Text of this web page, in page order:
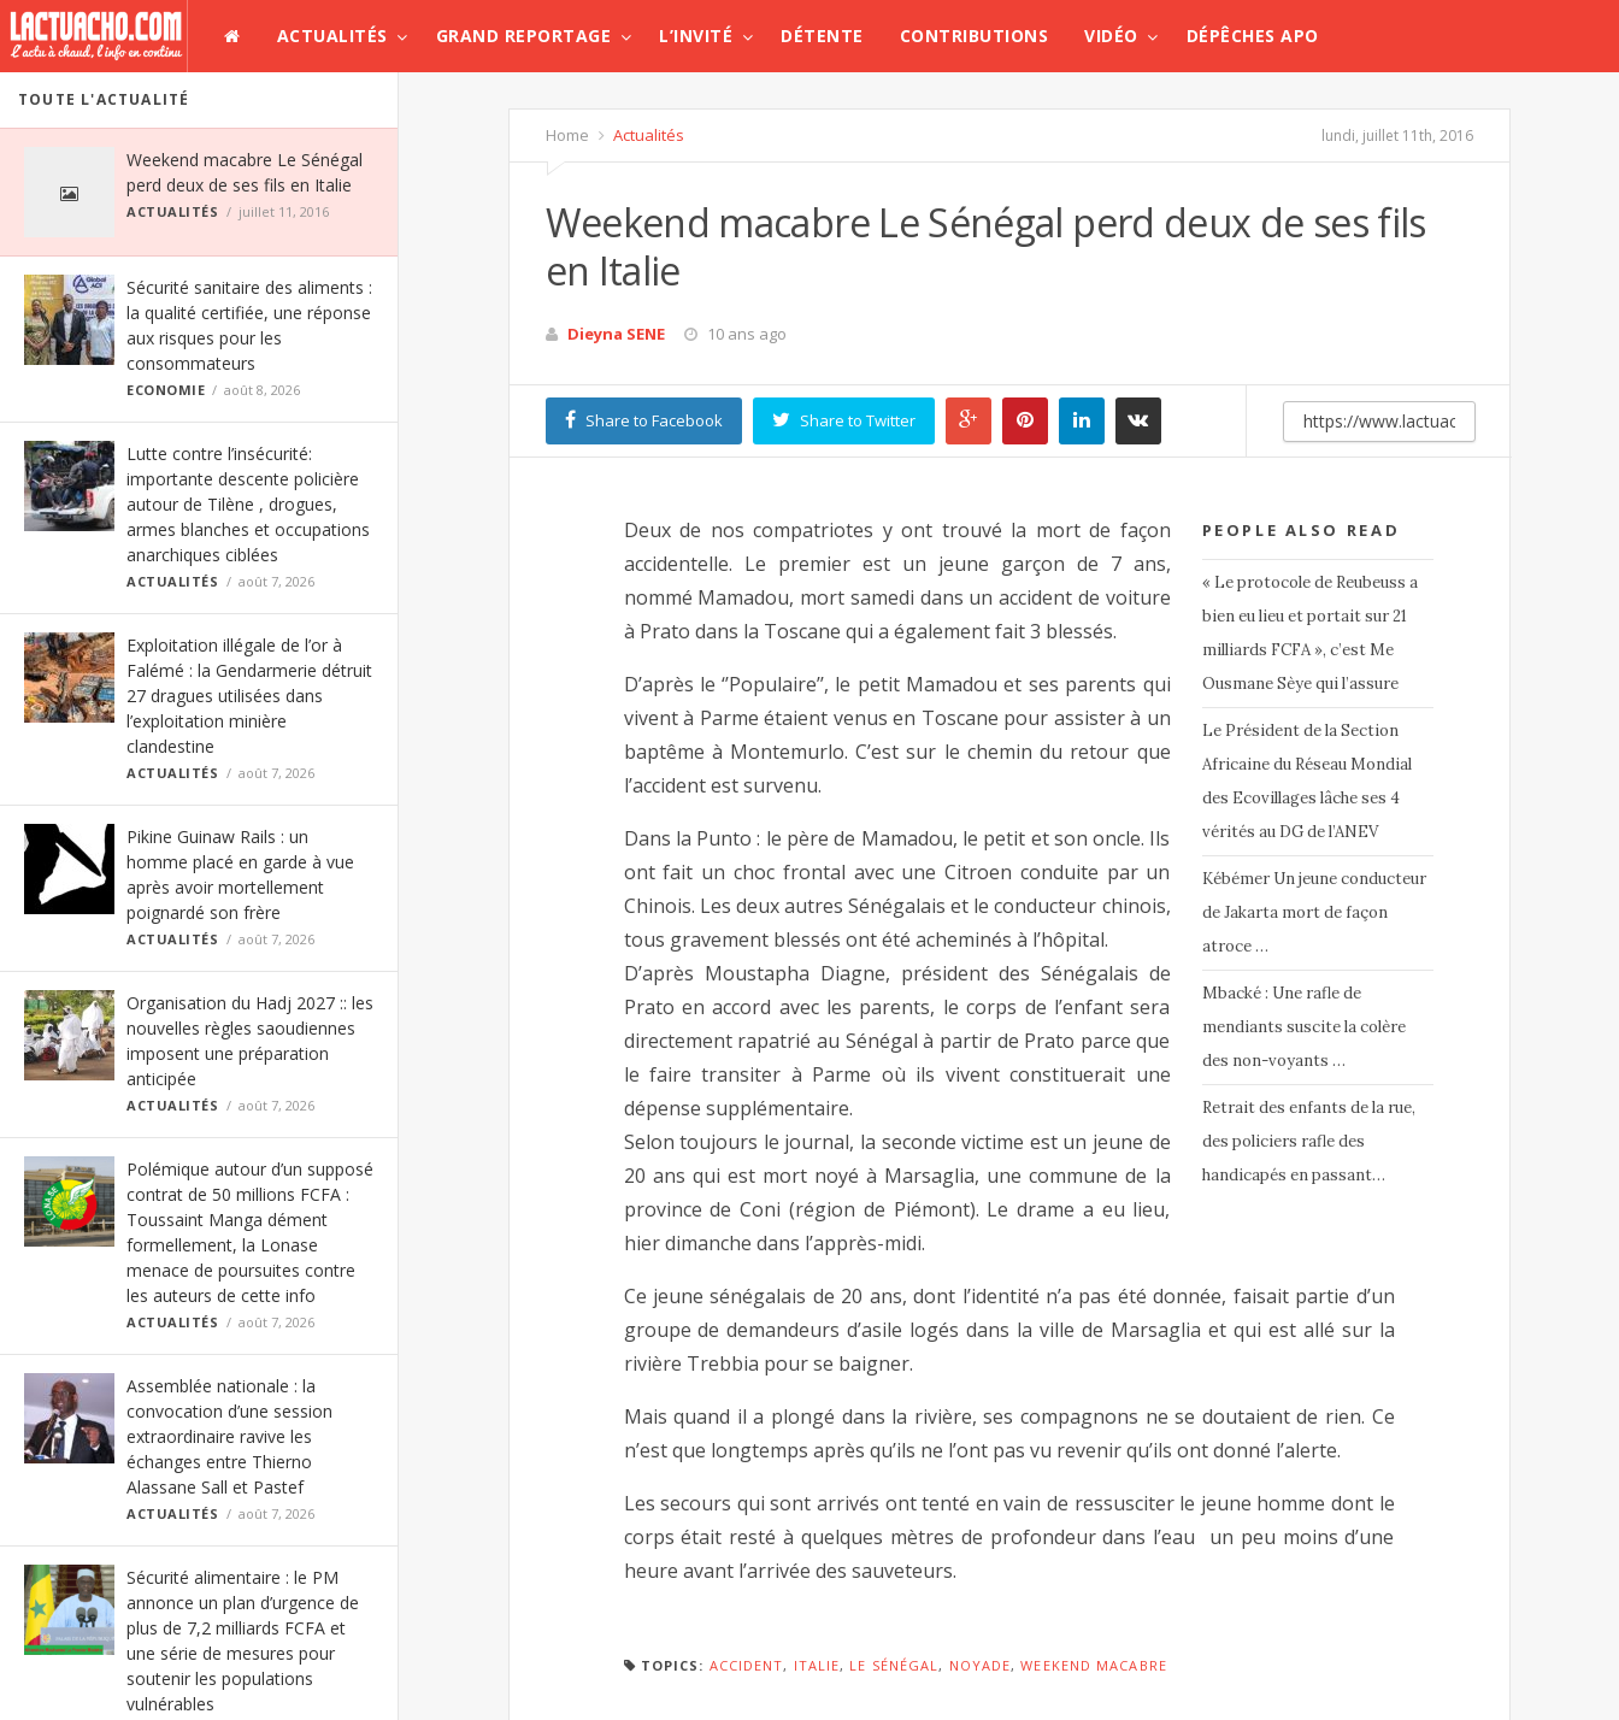
ACTUALITÉS GRAND REPORTAGE L’INVITÉ DÉTENTE CONTRIBUTIONS VIDÉO DÉPÊCHES APO
TOUTE L'ACTUALITÉ
Weekend macabre Le Sénégal
perd deux de ses fils en Italie
ACTUALITÉS juillet 11, 2016
Sécurité sanitaire des aliments :
la qualité certifiée, une réponse
aux risques pour les
consommateurs
ECONOMIE août 8, 2026
Lutte contre l’insécurité:
importante descente policière
autour de Tilène , drogues,
armes blanches et occupations
anarchiques ciblées
ACTUALITÉS août 7, 2026
Exploitation illégale de l’or à
Falémé : la Gendarmerie détruit
27 dragues utilisées dans
l’exploitation minière
clandestine
ACTUALITÉS août 7, 2026
Pikine Guinaw Rails : un
homme placé en garde à vue
après avoir mortellement
poignardé son frère
ACTUALITÉS août 7, 2026
Organisation du Hadj 2027 :: les
nouvelles règles saoudiennes
imposent une préparation
anticipée
ACTUALITÉS août 7, 2026
Polémique autour d’un supposé
contrat de 50 millions FCFA :
Toussaint Manga dément
formellement, la Lonase
menace de poursuites contre
les auteurs de cette info
ACTUALITÉS août 7, 2026
Assemblée nationale : la
convocation d’une session
extraordinaire ravive les
échanges entre Thierno
Alassane Sall et Pastef
ACTUALITÉS août 7, 2026
Sécurité alimentaire : le PM
annonce un plan d’urgence de
plus de 7,2 milliards FCFA et
une série de mesures pour
soutenir les populations
vulnérables
Home Actualités lundi, juillet 11th, 2016
Weekend macabre Le Sénégal perd deux de ses fils
en Italie
Dieyna SENE 10 ans ago
Share to Facebook Share to Twitter
PEOPLE ALSO READ
« Le protocole de Reubeuss a
bien eu lieu et portait sur 21
milliards FCFA », c’est Me
Ousmane Sèye qui l’assure
Le Président de la Section
Africaine du Réseau Mondial
des Ecovillages lâche ses 4
vérités au DG de l’ANEV
Kébémer Un jeune conducteur
de Jakarta mort de façon
atroce …
Mbacké : Une rafle de
mendiants suscite la colère
des non-voyants …
Retrait des enfants de la rue,
des policiers rafle des
handicapés en passant…
Deux de nos compatriotes y ont trouvé la mort de façon
accidentelle. Le premier est un jeune garçon de 7 ans,
nommé Mamadou, mort samedi dans un accident de voiture
à Prato dans la Toscane qui a également fait 3 blessés.
D’après le ‘’Populaire’’, le petit Mamadou et ses parents qui
vivent à Parme étaient venus en Toscane pour assister à un
baptême à Montemurlo. C’est sur le chemin du retour que
l’accident est survenu.
Dans la Punto : le père de Mamadou, le petit et son oncle. Ils
ont fait un choc frontal avec une Citroen conduite par un
Chinois. Les deux autres Sénégalais et le conducteur chinois,
tous gravement blessés ont été acheminés à l’hôpital.
D’après Moustapha Diagne, président des Sénégalais de
Prato en accord avec les parents, le corps de l’enfant sera
directement rapatrié au Sénégal à partir de Prato parce que
le faire transiter à Parme où ils vivent constituerait une
dépense supplémentaire.
Selon toujours le journal, la seconde victime est un jeune de
20 ans qui est mort noyé à Marsaglia, une commune de la
province de Coni (région de Piémont). Le drame a eu lieu,
hier dimanche dans l’apprès-midi.
Ce jeune sénégalais de 20 ans, dont l’identité n’a pas été donnée, faisait partie d’un
groupe de demandeurs d’asile logés dans la ville de Marsaglia et qui est allé sur la
rivière Trebbia pour se baigner.
Mais quand il a plongé dans la rivière, ses compagnons ne se doutaient de rien. Ce
n’est que longtemps après qu’ils ne l’ont pas vu revenir qu’ils ont donné l’alerte.
Les secours qui sont arrivés ont tenté en vain de ressusciter le jeune homme dont le
corps était resté à quelques mètres de profondeur dans l’eau un peu moins d’une
heure avant l’arrivée des sauveteurs.
TOPICS: ACCIDENT, ITALIE, LE SÉNÉGAL, NOYADE,WEEKEND MACABRE